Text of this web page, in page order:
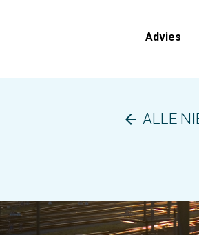
Advies
arrow_back ALLE